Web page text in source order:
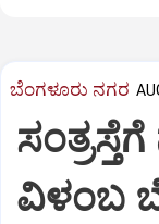
ಬೆಂಗಳೂರು ನಗರ
ವಿಳಂಬ